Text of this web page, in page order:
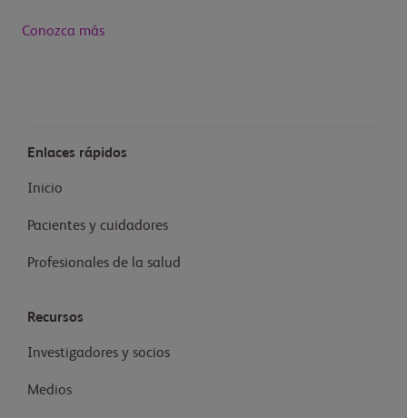
Conozca más
Enlaces rápidos
Inicio
Pacientes y cuidadores
Profesionales de la salud
Recursos
Investigadores y socios
Medios